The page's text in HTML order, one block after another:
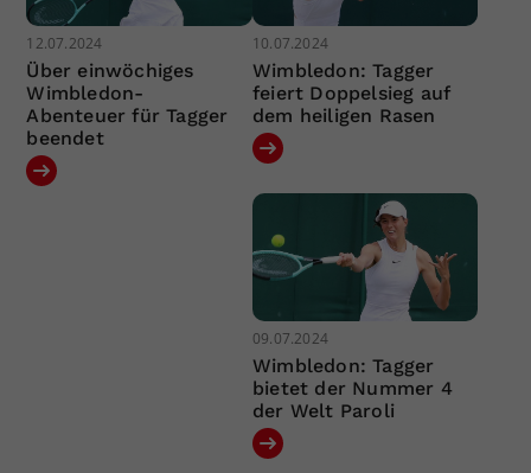
12.07.2024
Über einwöchiges
Wimbledon-
Abenteuer für Tagger
beendet
10.07.2024
Wimbledon: Tagger
feiert Doppelsieg auf
dem heiligen Rasen
09.07.2024
Wimbledon: Tagger
bietet der Nummer 4
der Welt Paroli